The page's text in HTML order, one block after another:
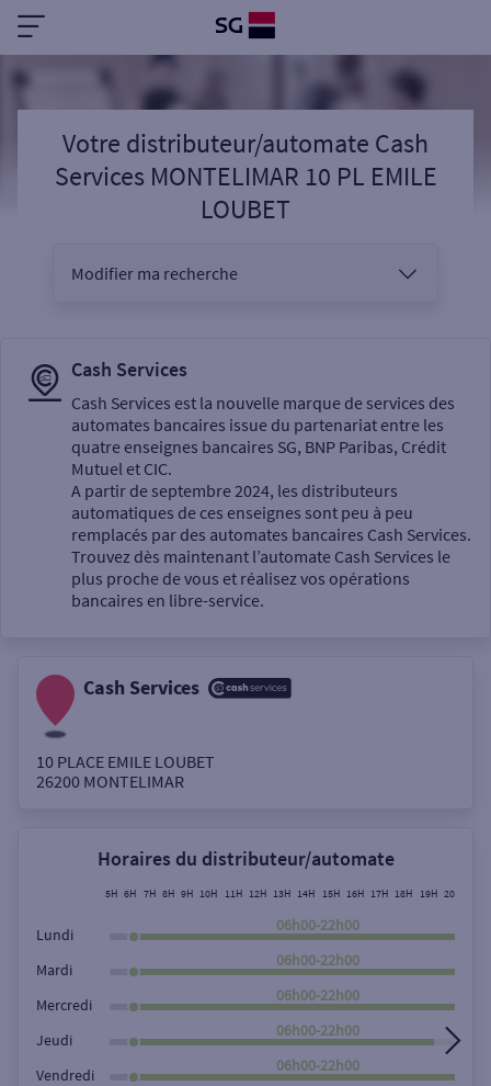
Votre distributeur/automate Cash
Services MONTELIMAR 10 PL EMILE
LOUBET
Modifier ma recherche
Sélectionnez votre recherche
Un service
Autour de moi
Rue
Rechercher
Cash Services
Cash Services est la nouvelle marque de services des
automates bancaires issue du partenariat entre les
quatre enseignes bancaires SG, BNP Paribas, Crédit
Mutuel et CIC.
A partir de septembre 2024, les distributeurs
automatiques de ces enseignes sont peu à peu
remplacés par des automates bancaires Cash Services.
Trouvez dès maintenant l’automate Cash Services le
plus proche de vous et réalisez vos opérations
bancaires en libre-service.
Cash Services
10 PLACE EMILE LOUBET
26200 MONTELIMAR
Horaires du distributeur/automate
5H 6H 7H 8H 9H 10H 11H 12H 13H 14H 15H 16H 17H 18H 19H 20H
Lundi
06h00-22h00
Mardi
06h00-22h00
Mercredi
06h00-22h00
Jeudi
06h00-22h00
Vendredi
06h00-22h00